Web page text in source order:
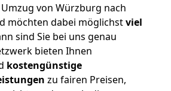
von Würzburg nach
möchten dabei möglichstviel
sind Sie bei uns genau
bieten Ihnen
kostengünstige
zu fairen Preisen,